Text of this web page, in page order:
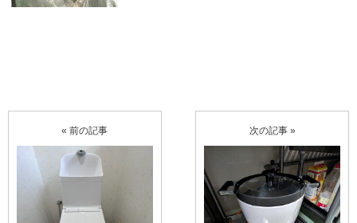
« 前の記事 次の記事 »